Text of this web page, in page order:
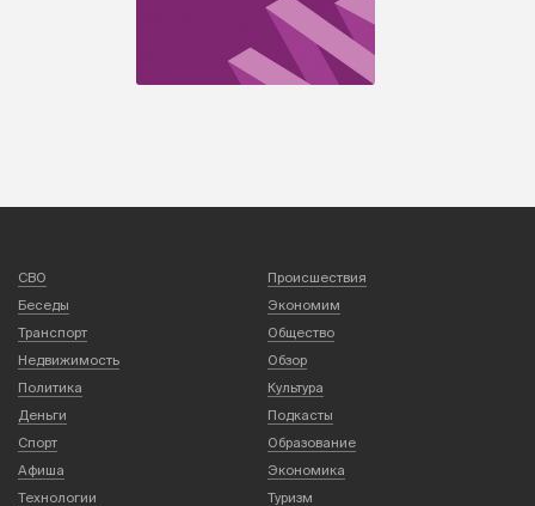
СВО
Происшествия
Беседы
Экономим
Транспорт
Общество
Недвижимость
Обзор
Политика
Культура
Деньги
Подкасты
Спорт
Образование
Афиша
Экономика
Технологии
Туризм